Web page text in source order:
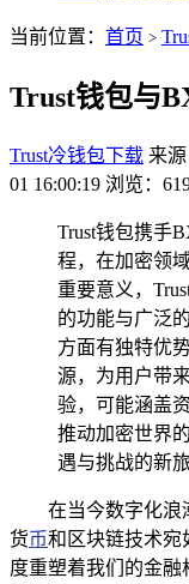
当前位置： 首页 >
Trust钱包与
Trust冷钱包下载 来
01 16:00:19 浏览：
Trust钱包携手
程，在加密领
重要意义，
的功能与广泛
方面有独特优
源，为用户带
验，可能涵盖
推动加密世界
遇与挑战的新
在当今数字化浪
货币和区块链技术宛
度重塑着我们的金融